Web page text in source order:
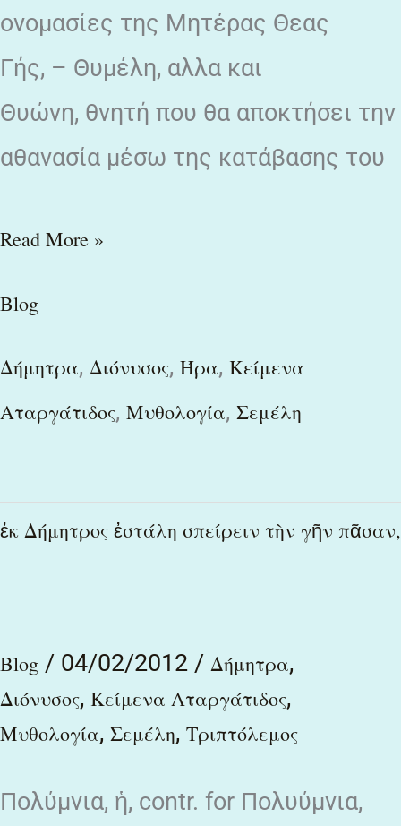
ονομασίες της Μητέρας Θεας
Γής, – Θυμέλη, αλλα και
Θυώνη, θνητή που θα αποκτήσει την
αθανασία μέσω της κατάβασης του
Read More »
Blog
Δήμητρα, Διόνυσος, Ήρα, Κείμενα
Αταργάτιδος, Μυθολογία, Σεμέλη
ἐκ Δήμητρος ἐστάλη σπείρειν τὴν γῆν πᾶσαν,
Blog / 04/02/2012 / Δήμητρα,
Διόνυσος, Κείμενα Αταργάτιδος,
Μυθολογία, Σεμέλη, Τριπτόλεμος
Πολύμνια, ἡ, contr. for Πολυύμνια,
ἐκ
τὴν
γῆν
πᾶσαν,